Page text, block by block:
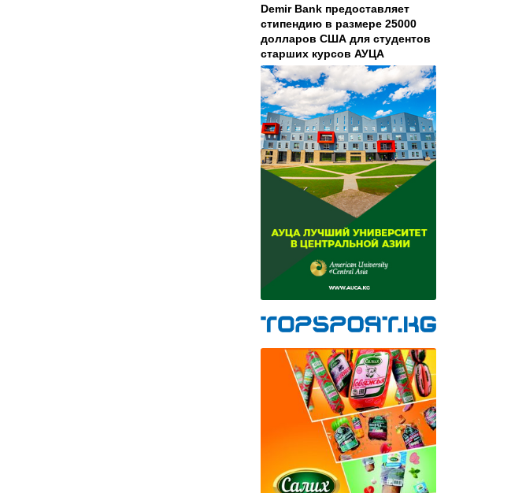
Demir Bank предоставляет
стипендию в размере 25000
долларов США для студентов
старших курсов АУЦА